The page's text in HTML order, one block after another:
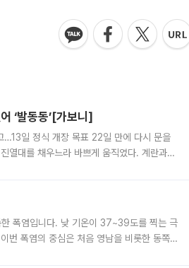
‘발동동’[가보니]
…13일 정식 개장 목표 22일 만에 다시 문을
열대를 채우느라 바쁘게 움직였다. 계란과
한 폭염입니다. 낮 기온이 37~39도를 찍는 극
번 폭염의 중심은 처음 영남을 비롯한 동쪽